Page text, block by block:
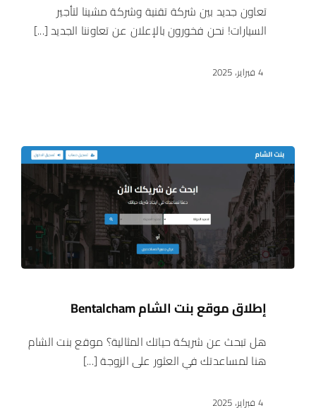
تعاون جديد بين شركة تقنية وشركة مشينا لتأجير
السيارات! نحن فخورون بالإعلان عن تعاوننا الجديد [...]
4 فبراير، 2025
إطلاق موقع بنت الشام Bentalcham
هل تبحث عن شريكة حياتك المثالية؟ موقع بنت الشام
هنا لمساعدتك في العثور على الزوجة [...]
4 فبراير، 2025